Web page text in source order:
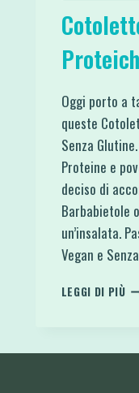
Oggi porto a
queste
Senza
Proteine e
deciso di
Barbabietole
un’insalata.
Vegan e
LEGGI DI PIÙ